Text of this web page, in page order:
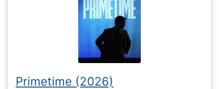
Primetime (2026)